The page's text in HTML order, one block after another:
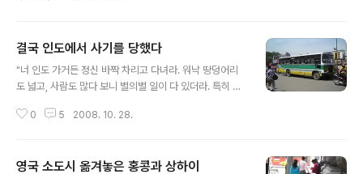
적어도 네팔을 직접 경험하기 전까지는 그랬다. 고작 보름
간의 여정으로 네팔에 대해 논한다는 건 건방을 떠는 일이
다. 다만, 이번 여정을 통해 나는 히말라야 중턱에 자리한
악국가다. 만년설의 히말라야 산맥이 나라 전체를 병풍처
결국 인도에서 사기를 당했다
"너 인도 가거든 정신 바짝 차리고 다녀라. 워낙 땅덩어리
도 넓고, 사람도 많다 보니 별의별 일이 다 있더라. 특히 사
친구가 충고했다. 당시 나는 녀석에게 "너처럼 어수룩한 애
일이라 쓴웃음밖에 나오지 않았다. 비극(?)은 인도와 네팔
0 5 2008. 10. 28.
영국 소도시 옮겨놓은 홍콩과 상하이